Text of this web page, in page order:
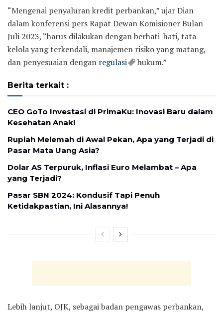
“Mengenai penyaluran kredit perbankan,” ujar Dian
dalam konferensi pers Rapat Dewan Komisioner Bulan
Juli 2023, “harus dilakukan dengan berhati-hati, tata
kelola yang terkendali, manajemen risiko yang matang,
dan penyesuaian dengan regulasi hukum.”
Berita terkait :
CEO GoTo Investasi di PrimaKu: Inovasi Baru dalam
Kesehatan Anak!
Rupiah Melemah di Awal Pekan, Apa yang Terjadi di
Pasar Mata Uang Asia?
Dolar AS Terpuruk, Inflasi Euro Melambat – Apa
yang Terjadi?
Pasar SBN 2024: Kondusif Tapi Penuh
Ketidakpastian, Ini Alasannya!
Lebih lanjut, OJK, sebagai badan pengawas perbankan,